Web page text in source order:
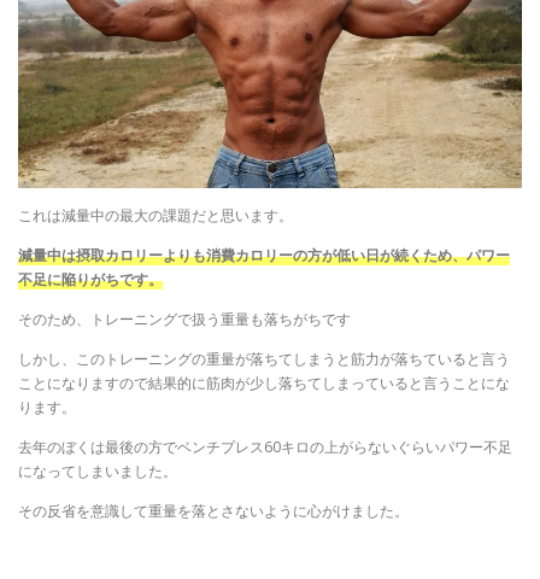
これは減量中の最大の課題だと思います。
減量中は摂取カロリーよりも消費カロリーの方が低い日が続くため、パワー
不足に陥りがちです。
そのため、トレーニングで扱う重量も落ちがちです
しかし、このトレーニングの重量が落ちてしまうと筋力が落ちていると言う
ことになりますので結果的に筋肉が少し落ちてしまっていると言うことにな
ります。
去年のぼくは最後の方でベンチプレス60キロの上がらないぐらいパワー不足
になってしまいました。
その反省を意識して重量を落とさないように心がけました。